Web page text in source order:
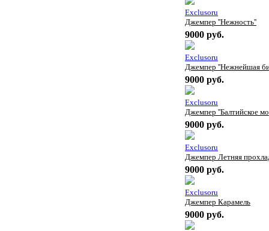
Exclusoru
Джемпер ''Нежность''
9000 руб.
Exclusoru
Джемпер ''Нежнейшая
9000 руб.
Exclusoru
Джемпер ''Балтийское
9000 руб.
Exclusoru
Джемпер Летняя
9000 руб.
Exclusoru
Джемпер Карамель
9000 руб.